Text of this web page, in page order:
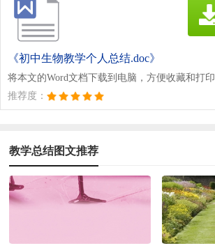
《初中生物教学个人总结.doc》
将本文的Word文档下载到电脑，方便收藏和打印
推荐度：
教学总结图文推荐